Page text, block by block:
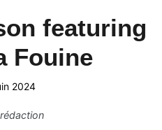
featuring
Fouine
2024